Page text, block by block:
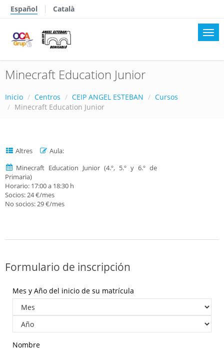
Español Català
Minecraft Education Junior
Inicio Centros CEIP ANGEL ESTEBAN
Cursos
Minecraft Education Junior
Altres
Aula:
Minecraft Education Junior (4.º, 5.º y 6.º de
Primaria)
Horario: 17:00 a 18:30 h
Socios: 24 €/mes
No socios: 29 €/mes
Formulario de inscripción
Mes y Año del inicio de su matrícula
Nombre